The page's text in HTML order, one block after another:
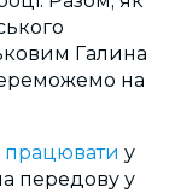
Галина
на
працювати у
передову у